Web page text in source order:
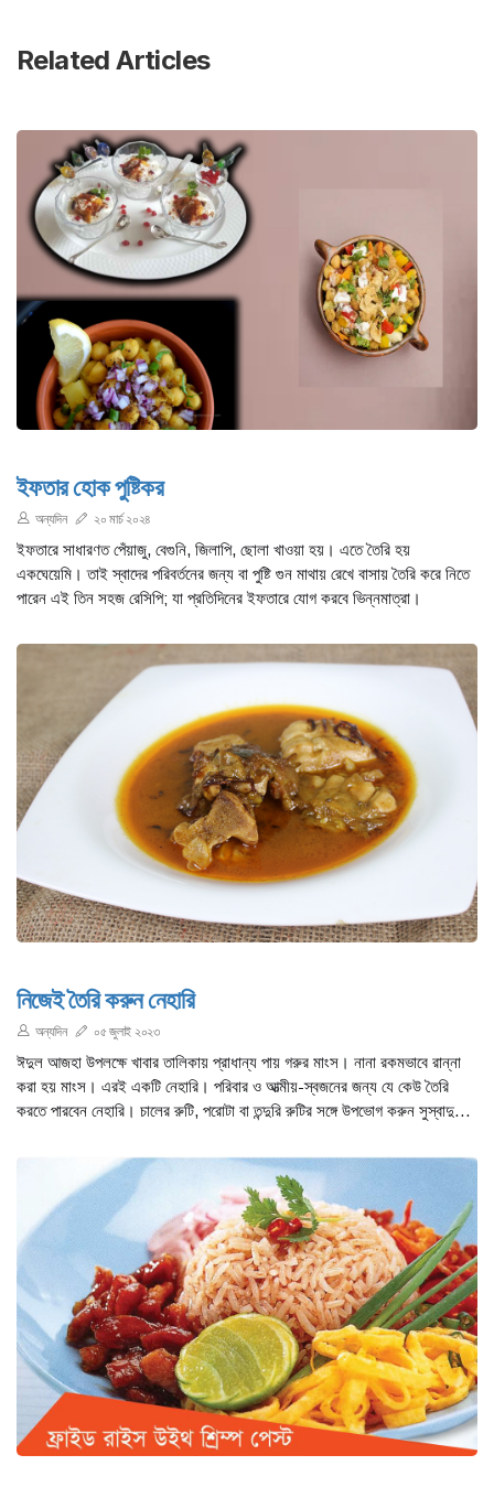
Related Articles
ইফতার হোক পুষ্টিকর
অন্যদিন ২০ মার্চ ২০২৪
ইফতারে সাধারণত পেঁয়াজু, বেগুনি, জিলাপি, ছোলা খাওয়া হয়। এতে তৈরি হয়
একঘেয়েমি। তাই স্বাদের পরিবর্তনের জন্য বা পুষ্টি গুন মাথায় রেখে বাসায় তৈরি করে নিতে
পারেন এই তিন সহজ রেসিপি; যা প্রতিদিনের ইফতারে যোগ করবে ভিন্নমাত্রা।
নিজেই তৈরি করুন নেহারি
অন্যদিন ০৫ জুলাই ২০২৩
ঈদুল আজহা উপলক্ষে খাবার তালিকায় প্রাধান্য পায় গরুর মাংস। নানা রকমভাবে রান্না
করা হয় মাংস। এরই একটি নেহারি। পরিবার ও আত্মীয়-স্বজনের জন্য যে কেউ তৈরি
করতে পারবেন নেহারি। চালের রুটি, পরোটা বা তন্দুরি রুটির সঙ্গে উপভোগ করুন সুস্বাদু